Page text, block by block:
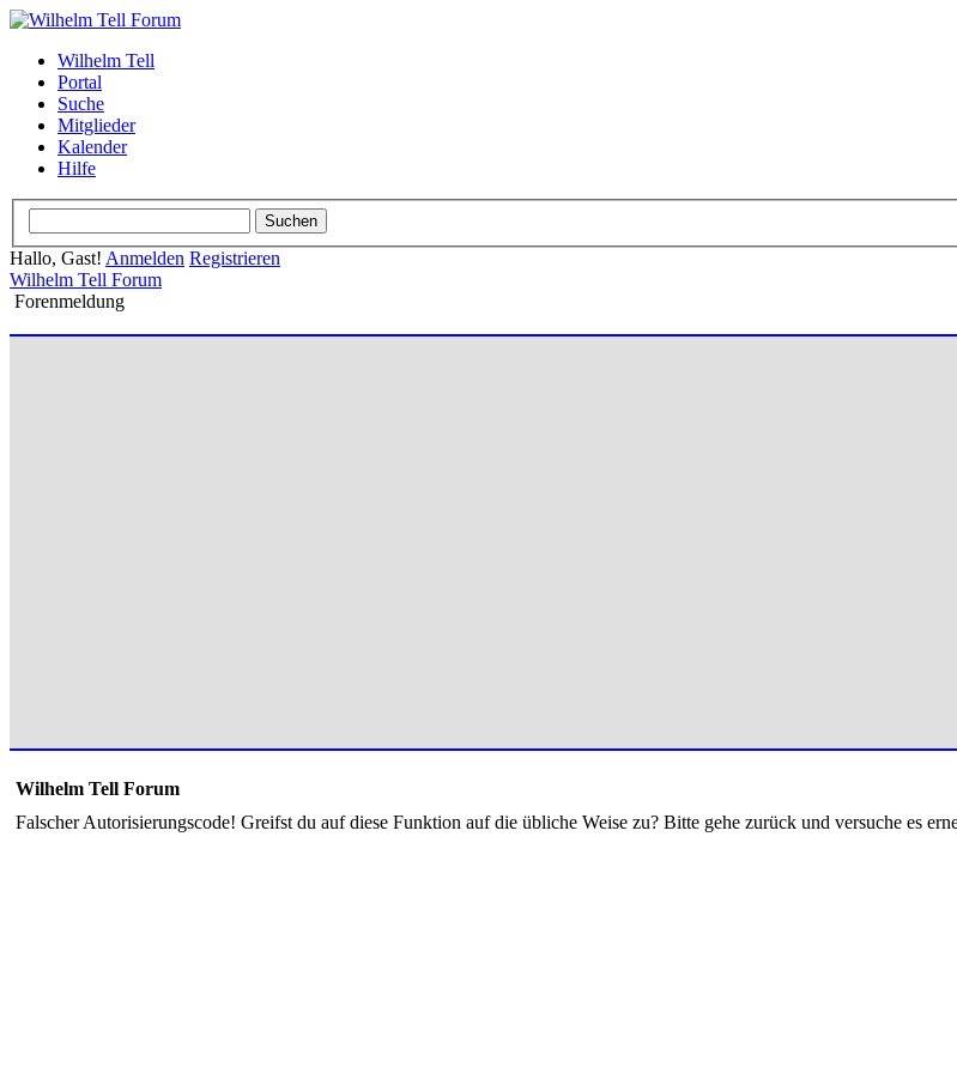
Wilhelm Tell
Portal
Suche
Mitglieder
Kalender
Hilfe
Hallo, Gast! Anmelden Registrieren
Wilhelm Tell Forum
Forenmeldung
Wilhelm Tell Forum
Falscher Autorisierungscode! Greifst du auf diese Funktion auf die übliche Weise zu? Bitte gehe zurück und versuche es